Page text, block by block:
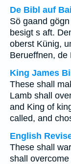
De Bibl auf
Sö gaand
besigt s aft.
oberst Künig,
Berueffnen, de
King James
These shall
Lamb shall
and King of
called, and
English
These shall
shall